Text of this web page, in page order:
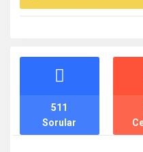
İstatistikler
Sorular
511